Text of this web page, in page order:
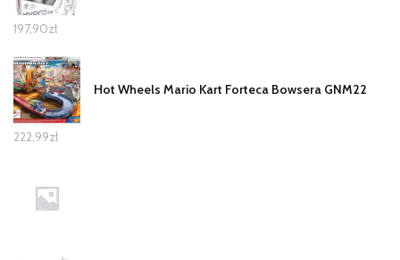
197,90zł
Hot Wheels Mario Kart Forteca Bowsera GNM22
222,99zł